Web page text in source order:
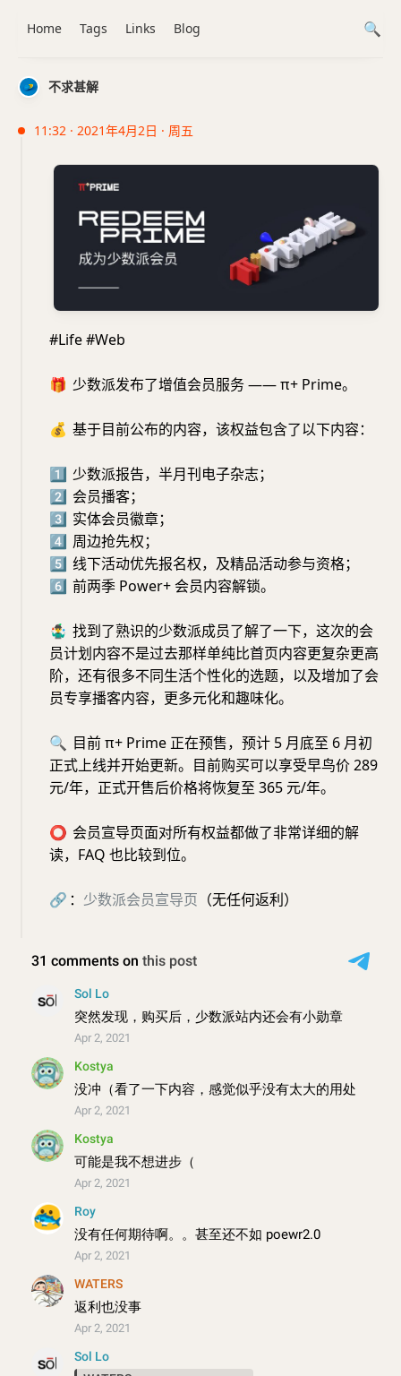
不求甚解
11:32 · 2021年4月2日 · 周五
#Life #Web
🎁 少数派发布了增值会员服务 —— π+ Prime。
💰 基于目前公布的内容，该权益包含了以下内容：
1⃣️ 少数派报告，半月刊电子杂志；
2⃣️ 会员播客；
3⃣️ 实体会员徽章；
4⃣️ 周边抢先权；
5⃣️ 线下活动优先报名权，及精品活动参与资格；
6⃣️ 前两季 Power+ 会员内容解锁。
🤹‍♂️ 找到了熟识的少数派成员了解了一下，这次的会
员计划内容不是过去那样单纯比首页内容更复杂更高
阶，还有很多不同生活个性化的选题，以及增加了会
员专享播客内容，更多元化和趣味化。
🔍 目前 π+ Prime 正在预售，预计 5 月底至 6 月初
正式上线并开始更新。目前购买可以享受早鸟价 289
元/年，正式开售后价格将恢复至 365 元/年。
⭕️ 会员宣导页面对所有权益都做了非常详细的解
读，FAQ 也比较到位。
🔗 ： 少数派会员宣导页 （无任何返利）
Home Tags Links Blog